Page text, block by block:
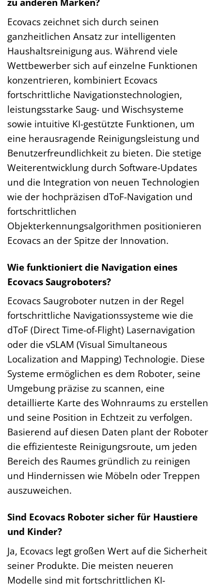
Ecovacs zeichnet sich durch seinen
ganzheitlichen Ansatz zur intelligenten
Haushaltsreinigung aus. Während viele
Wettbewerber sich auf einzelne Funktionen
konzentrieren, kombiniert Ecovacs
fortschrittliche Navigationstechnologien,
leistungsstarke Saug- und Wischsysteme
sowie intuitive KI-gestützte Funktionen, um
eine herausragende Reinigungsleistung und
Benutzerfreundlichkeit zu bieten. Die stetige
Weiterentwicklung durch Software-Updates
und die Integration von neuen Technologien
wie der hochpräzisen dToF-Navigation und
fortschrittlichen
Objekterkennungsalgorithmen positionieren
Ecovacs an der Spitze der Innovation.
Wie funktioniert die Navigation eines
Ecovacs Saugroboters?
Ecovacs Saugroboter nutzen in der Regel
fortschrittliche Navigationssysteme wie die
dToF (Direct Time-of-Flight) Lasernavigation
oder die vSLAM (Visual Simultaneous
Localization and Mapping) Technologie. Diese
Systeme ermöglichen es dem Roboter, seine
Umgebung präzise zu scannen, eine
detaillierte Karte des Wohnraums zu erstellen
und seine Position in Echtzeit zu verfolgen.
Basierend auf diesen Daten plant der Roboter
die effizienteste Reinigungsroute, um jeden
Bereich des Raumes gründlich zu reinigen
und Hindernissen wie Möbeln oder Treppen
auszuweichen.
Sind Ecovacs Roboter sicher für Haustiere
und Kinder?
Ja, Ecovacs legt großen Wert auf die Sicherheit
seiner Produkte. Die meisten neueren
Modelle sind mit fortschrittlichen KI-